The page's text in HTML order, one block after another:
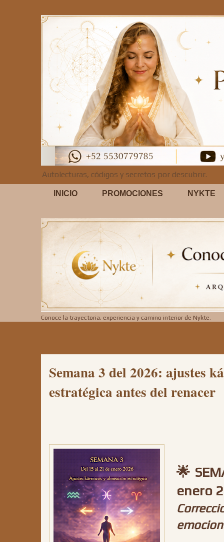
Autolecturas, códigos y secretos por descubrir.
INICIO PROMOCIONES NYKTE
Conoce la trayectoria, experiencia y camino interior de Nykte.
Semana 3 del 2026: ajustes
estratégica antes del renacer
🌟
enero